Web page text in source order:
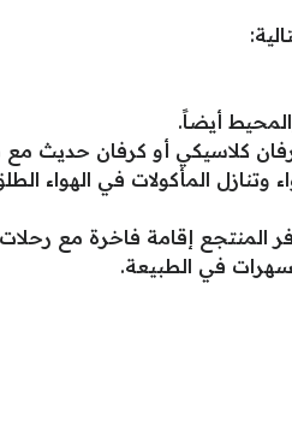
أيضاً.
كلاسيكي أو كرفان حديث
المأكولات في الهواء
المنتجع إقامة فاخرة مع رحلات
في الطبيعة.